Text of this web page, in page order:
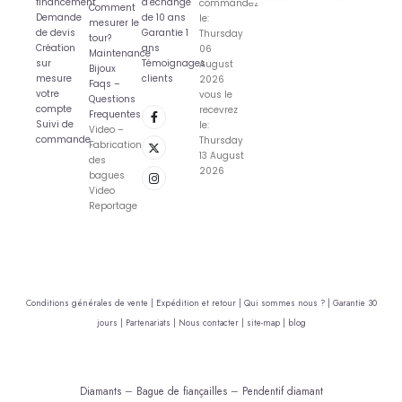
Demande
de devis
Création
sur
mesure
votre
compte
Suivi de
commande
Comment
mesurer le
tour?
Maintenance
Bijoux
Faqs –
Questions
Frequentes
Video –
Fabrication
des
bagues
Video
Reportage
de 10 ans
Garantie 1
ans
Témoignages
clients
commandez
le:
Thursday
06
August
2026
vous le
recevrez
le:
Thursday
13 August
2026
Conditions générales de vente | Expédition et retour | Qui sommes nous ? | Garantie 30
jours |
Partenariats | Nous contacter | site-map | blog
Diamants– Bague de fiançailles– Pendentif diamant